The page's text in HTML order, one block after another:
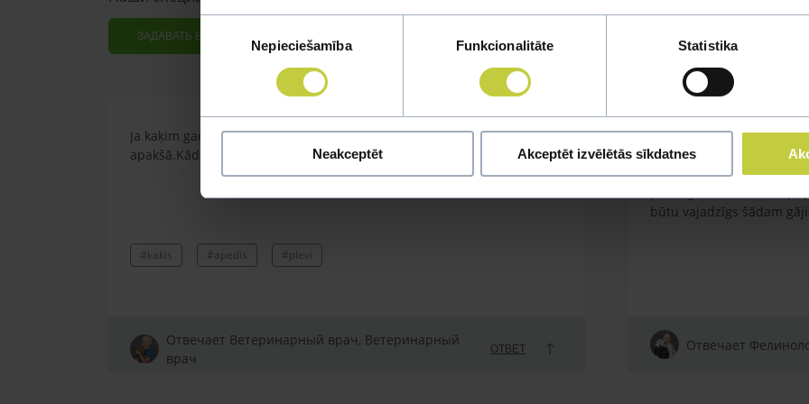
Nepieciešamība Funkcionalitāte Statistika
Neakceptēt Akceptēt izvēlētās sīkdatnes
ЗАДАВАТЬ ВОПРОС
Ja kaķim gadījies apēst plastiku ,ko ieklāj zem garnelēm kārbiņās
apakšā.Kādas sekas varētu būt?Kā kaķis varētu reağēt...Ko darīt?
#kakis #apedis #plevi
Отвечает Ветеринарный врач, Ветеринарный
врач
ОТВЕТ
Labdien. Mums ir kaķis
Vienmēr kad ir izdevība,
Apsveram iespēju
pastaigās. Liekas, ka
būtu vajadzīgs šādam
Отвечает